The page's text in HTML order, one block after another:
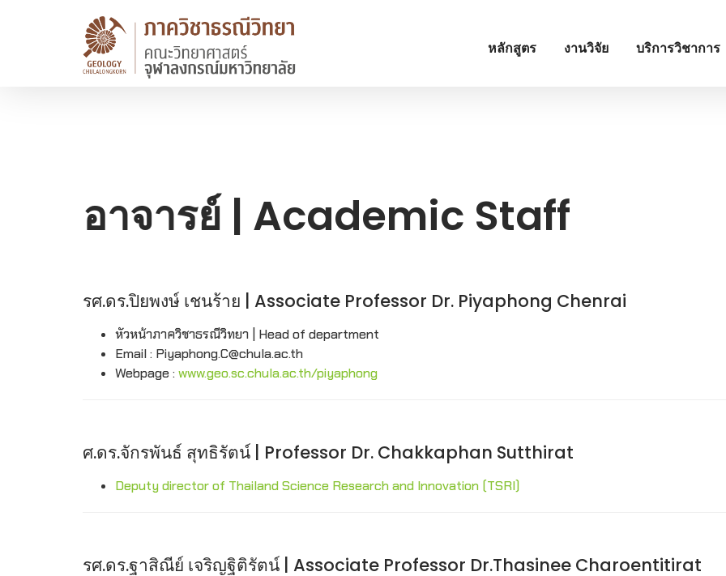
หลักสูตร งานวิจัย บริการวิชาการ
อาจารย์ | Academic Staff
รศ.ดร.ปิยพงษ์ เชนร้าย | Associate Professor Dr. Piyaphong Chenrai
หัวหน้าภาควิชาธรณีวิทยา | Head of department
Email : Piyaphong.C@chula.ac.th
Webpage : www.geo.sc.chula.ac.th/piyaphong
ศ.ดร.จักรพันธ์ สุทธิรัตน์ | Professor Dr. Chakkaphan Sutthirat
Deputy director of Thailand Science Research and Innovation (TSRI)
รศ.ดร.ฐาสิณีย์ เจริญฐิติรัตน์ | Associate Professor Dr.Thasinee Charoentitirat